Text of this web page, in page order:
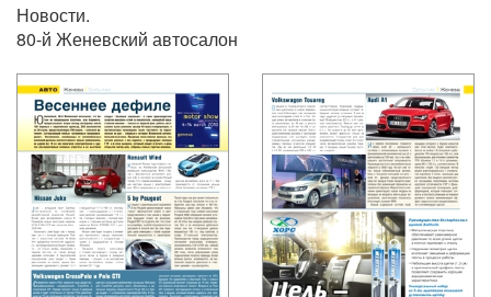
Новости.
80-й Женевский автосалон